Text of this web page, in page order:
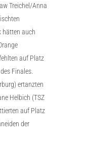
Treichel/Anna
hätten auch
auf Platz
Finales.
ertanzten
Helbich (TSZ
auf Platz
der